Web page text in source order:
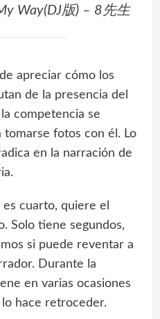
Way(DJ版) – 8先生
apreciar cómo los
de la presencia del
competencia se
tomarse fotos con él. Lo
en la narración de
es cuarto, quiere el
Solo tiene segundos,
si puede reventar a
Durante la
en varias ocasiones
hace retroceder.